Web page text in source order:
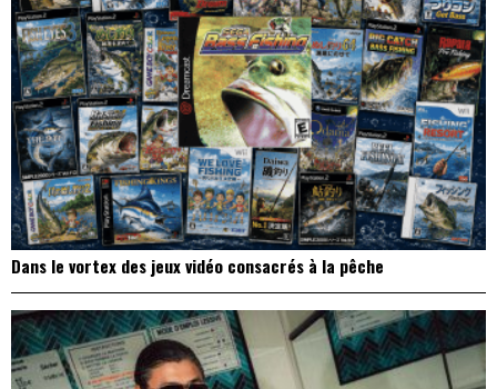
Dans le vortex des jeux vidéo consacrés à la pêche